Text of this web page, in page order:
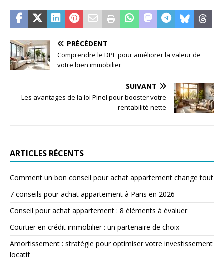
PRÉCÉDENT
Comprendre le DPE pour améliorer la valeur de
votre bien immobilier
SUIVANT
Les avantages de la loi Pinel pour booster votre
rentabilité nette
ARTICLES RÉCENTS
Comment un bon conseil pour achat appartement change tout
7 conseils pour achat appartement à Paris en 2026
Conseil pour achat appartement : 8 éléments à évaluer
Courtier en crédit immobilier : un partenaire de choix
Amortissement : stratégie pour optimiser votre investissement
locatif